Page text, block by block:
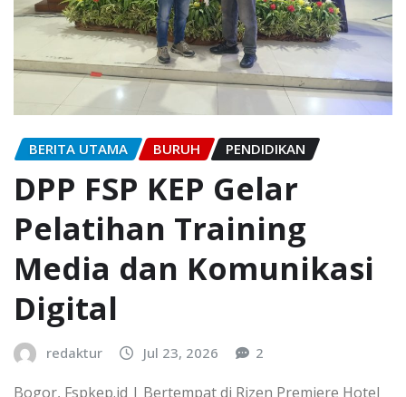
BERITA UTAMA BURUH PENDIDIKAN
DPP FSP KEP Gelar
Pelatihan Training
Media dan Komunikasi
Digital
redaktur Jul 23, 2026 2
Bogor, Fspkep.id | Bertempat di Rizen Premiere Hotel